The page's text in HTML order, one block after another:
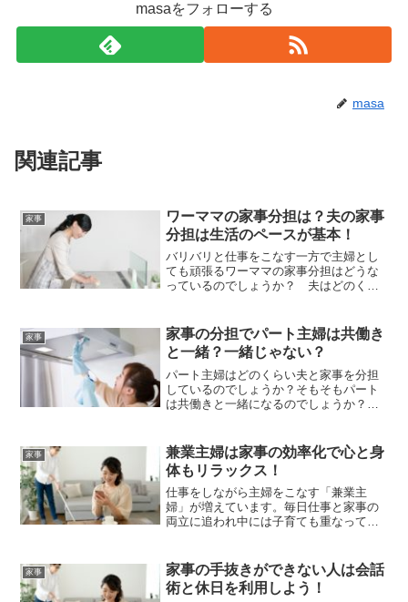
masaをフォローする
masa
関連記事
家事
ワーママの家事分担は？夫の家事
分担は生活のペースが基本！
バリバリと仕事をこなす一方で主婦とし
ても頑張るワーママの家事分担はどうな
っているのでしょうか？ 夫はどのくら
担について紹介します。
家事
家事の分担でパート主婦は共働き
と一緒？一緒じゃない？
パート主婦はどのくらい夫と家事を分担
しているのでしょうか？そもそもパート
は共働きと一緒になるのでしょうか？
ょうか？ 家事の分担でパート主婦の現
状を調査しました。
家事
兼業主婦は家事の効率化で心と身
体もリラックス！
仕事をしながら主婦をこなす「兼業主
婦」が増えています。毎日仕事と家事の
両立に追われ中には子育ても重なって大
来る方法を紹介します。
家事
家事の手抜きができない人は会話
術と休日を利用しよう！